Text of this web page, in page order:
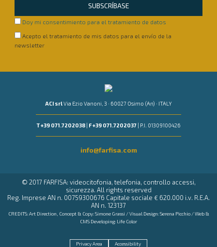
SUBSCRÍBASE
Doy mi consentimiento para el tratamiento de datos
Acepto el tratamiento de mis datos para el envío de la
newsletter
ACI srlVia Ezio Vanoni, 3 · 60027 Osimo (An) · ITALY
T +39 071.7202038| F +39 071.7202037| P.I. 01309100426
info@farfisa.com
© 2017 FARFISA: videocitofonia, telefonia, controllo accessi,
sicurezza. All rights reserved
Reg. Imprese AN n. 00759300676 Capitale sociale € 620.000 i.v. R.E.A.
AN n. 123137
CREDITS: Art Direction, Concept & Copy:Simone Grassi / Visual Design:Serena Picchio/ Web &
CMS Developing: Life Color
Privacy Area Accessibility